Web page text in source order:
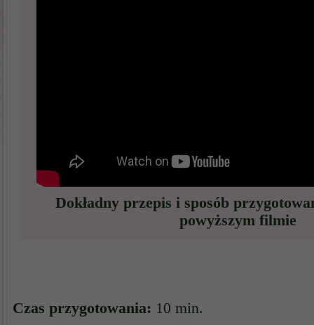
Dokładny przepis i sposób
powyższym filmie
Czas przygotowania: 10 min.